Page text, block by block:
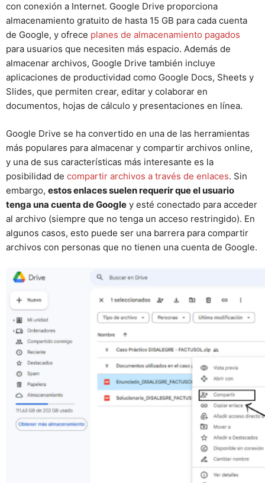
con conexión a Internet. Google Drive proporciona
almacenamiento gratuito de hasta 15 GB para cada cuenta
de Google, y ofrece planes de almacenamiento pagados
para usuarios que necesiten más espacio. Además de
almacenar archivos, Google Drive también incluye
aplicaciones de productividad como Google Docs, Sheets y
Slides, que permiten crear, editar y colaborar en
documentos, hojas de cálculo y presentaciones en línea.
Google Drive se ha convertido en una de las herramientas
más populares para almacenar y compartir archivos online,
y una de sus características más interesante es la
posibilidad de compartir archivos a través de enlaces. Sin
embargo, estos enlaces suelen requerir que el usuario
tenga una cuenta de Google y esté conectado para acceder
al archivo (siempre que no tenga un acceso restringido). En
algunos casos, esto puede ser una barrera para compartir
archivos con personas que no tienen una cuenta de Google.